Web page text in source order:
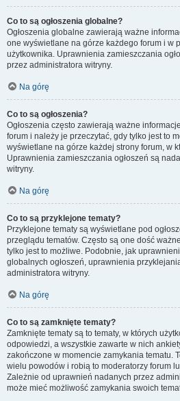
Co to są ogłoszenia globalne?
Ogłoszenia globalne zawierają ważne
one wyświetlane na górze każdego forum i w
użytkownika. Uprawnienia zamieszczania
przez administratora witryny.
Na górę
Co to są ogłoszenia?
Ogłoszenia często zawierają ważne
forum i należy je przeczytać, gdy tylko jest to
wyświetlane na górze każdej strony forum, w
Uprawnienia zamieszczania ogłoszeń są
witryny.
Na górę
Co to są przyklejone tematy?
Przyklejone tematy są wyświetlane pod
przeglądu tematów. Często są one dość
tylko jest to możliwe. Podobnie, jak
globalnych ogłoszeń, uprawnienia
administratora witryny.
Na górę
Co to są zamknięte tematy?
Zamknięte tematy są to tematy, w których
odpowiedzi, a wszystkie zawarte w nich
zakończone w momencie zamykania tematu.
wielu powodów i robią to moderatorzy forum
Zależnie od uprawnień nadanych przez
może mieć możliwość zamykania swoich